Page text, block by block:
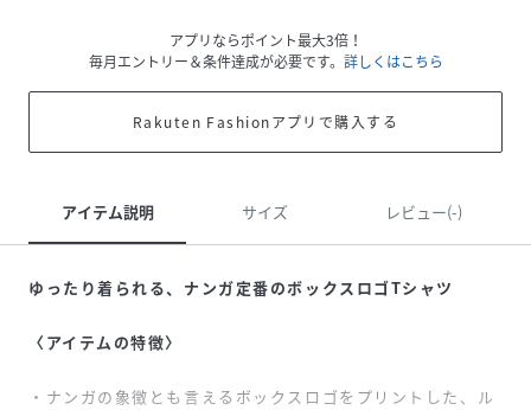
アプリならポイント最大3倍！
毎月エントリー＆条件達成が必要です。 詳しくはこちら
Rakuten Fashionアプリで購入する
アイテム説明 サイズ レビュー(-)
ゆったり着られる、ナンガ定番のボックスロゴTシャツ
〈アイテムの特徴〉
・ナンガの象徴とも言えるボックスロゴをプリントした、ル